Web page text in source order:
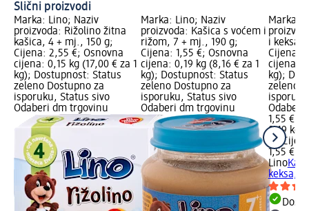
Slični proizvodi
Marka: Lino; Naziv
proizvoda: Rižolino žitna
kašica, 4 + mj., 150 g;
Cijena: 2,55 €; Osnovna
cijena: 0,15 kg (17,00 € za 1
kg); Dostupnost: Status
zeleno Dostupno za
isporuku, Status sivo
Odaberi dm trgovinu
Marka: Lino; Naziv
proizvoda: Kašica s voćem i
rižom, 7 + mj., 190 g;
Cijena: 1,55 €; Osnovna
cijena: 0,19 kg (8,16 € za 1
kg); Dostupnost: Status
zeleno Dostupno za
isporuku, Status sivo
Odaberi dm trgovinu
Marka:
i keksa,
Cijena:
cijena:
kg);
zeleno
Odaberi
1,55 €
0,19 kg
kg)
1,55 €
Lino
keksa, 6